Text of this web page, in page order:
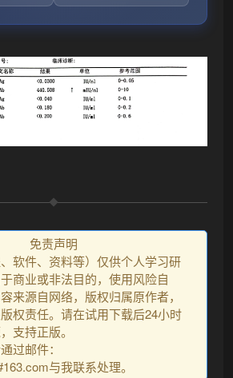
免责声明
软件、资料等）仅供个人学习研
商业或非法目的，使用风险自
来源自网络，版权归属原作者，
权责任。请在试用下载后24小时
支持正版。
过邮件：
与我联系处理。